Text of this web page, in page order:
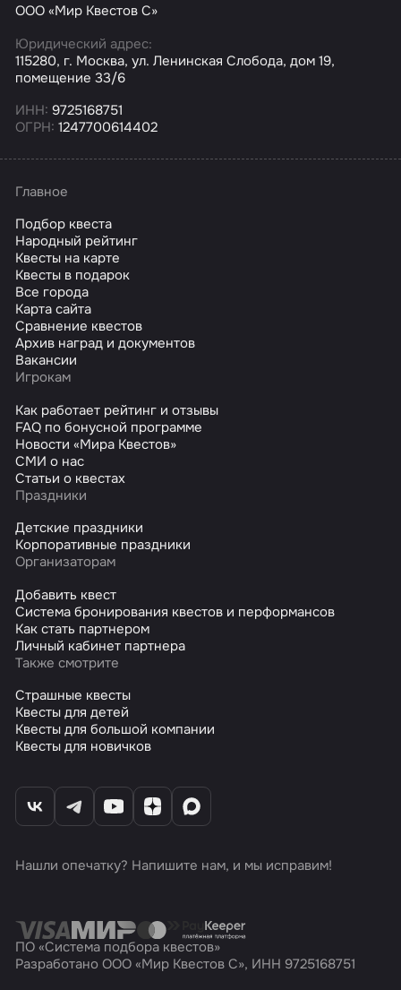
ООО «Мир Квестов С»
Юридический адрес:
115280, г. Москва, ул. Ленинская Слобода, дом 19,
помещение 33/6
ИНН: 9725168751
ОГРН: 1247700614402
Главное
Подбор квеста
Народный рейтинг
Квесты на карте
Квесты в подарок
Все города
Карта сайта
Сравнение квестов
Архив наград и документов
Вакансии
Игрокам
Как работает рейтинг и отзывы
FAQ по бонусной программе
Новости «Мира Квестов»
СМИ о нас
Статьи о квестах
Праздники
Детские праздники
Корпоративные праздники
Организаторам
Добавить квест
Система бронирования квестов и перформансов
Как стать партнером
Личный кабинет партнера
Также смотрите
Страшные квесты
Квесты для детей
Квесты для большой компании
Квесты для новичков
Нашли опечатку? Напишите нам, и мы исправим!
ПО «Система подбора квестов»
Разработано ООО «Мир Квестов С», ИНН 9725168751